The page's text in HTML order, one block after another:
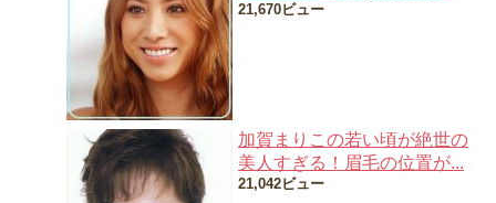
21,670ビュー
加賀まりこの若い頃が絶世の
美人すぎる！眉毛の位置が...
21,042ビュー